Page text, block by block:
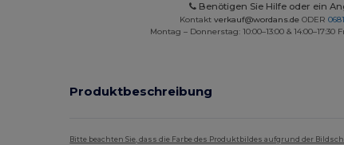
Benötigen Sie Hilfe oder ein
Kontaktverkauf@wordans.de ODER
Montag – Donnerstag: 10:00–13:00 & 14:00–17:30
Produktbeschreibung
Bitte beachten Sie, dass die Farbe des Produktbildes aufgrund der